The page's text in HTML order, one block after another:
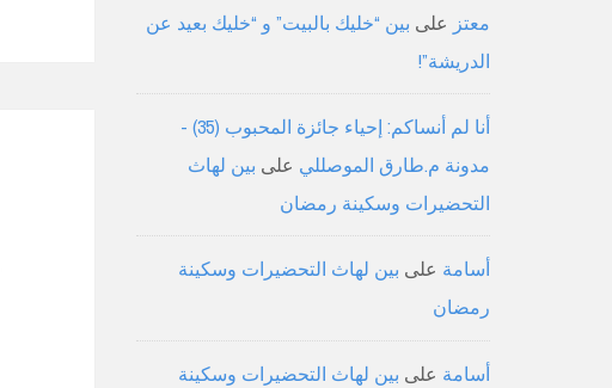
معتز على بين “خليك بالبيت” و “خليك بعيد عن
الدريشة”!
أنا لم أنساكم: إحياء جائزة المحبوب (35) -
مدونة م.طارق الموصللي على بين لهاث
التحضيرات وسكينة رمضان
أسامة على بين لهاث التحضيرات وسكينة
رمضان
أسامة على بين لهاث التحضيرات وسكينة